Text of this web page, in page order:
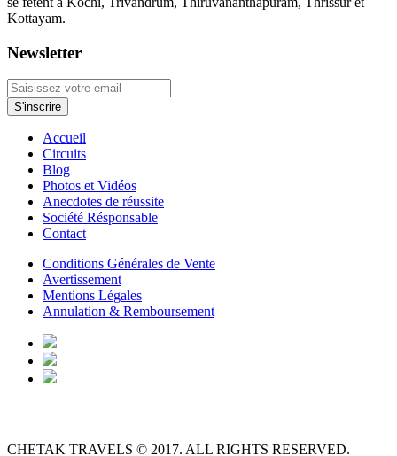
Kottayam.
Newsletter
Accueil
Circuits
Blog
Photos et Vidéos
Anecdotes de réussite
Société Résponsable
Contact
Conditions Générales de Vente
Avertissement
Mentions Légales
Annulation & Remboursement
CHETAK TRAVELS © 2017. ALL RIGHTS RESERVED.